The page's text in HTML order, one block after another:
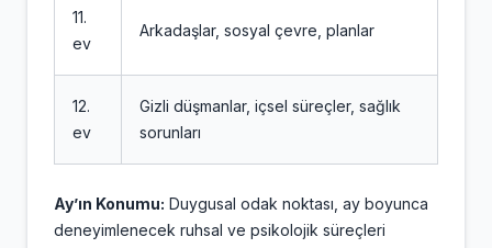
11.
ev
Arkadaşlar, sosyal çevre, planlar
12.
ev
Gizli düşmanlar, içsel süreçler, sağlık
sorunları
Ay’ın Konumu: Duygusal odak noktası, ay boyunca
deneyimlenecek ruhsal ve psikolojik süreçleri